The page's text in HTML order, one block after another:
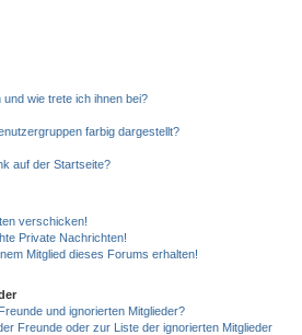
wie trete ich ihnen bei?
farbig dargestellt?
auf der Startseite?
verschicken!
Private Nachrichten!
Mitglied dieses Forums erhalten!
und ignorierten Mitglieder?
Freunde oder zur Liste der ignorierten Mitglieder